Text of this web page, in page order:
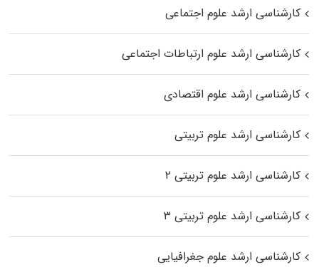
کارشناسی ارشد علوم اجتماعی
کارشناسی ارشد علوم ارتباطات اجتماعی
کارشناسی ارشد علوم اقتصادی
کارشناسی ارشد علوم تربیتی
کارشناسی ارشد علوم تربیتی ۲
کارشناسی ارشد علوم تربیتی ۳
کارشناسی ارشد علوم جغرافیایی